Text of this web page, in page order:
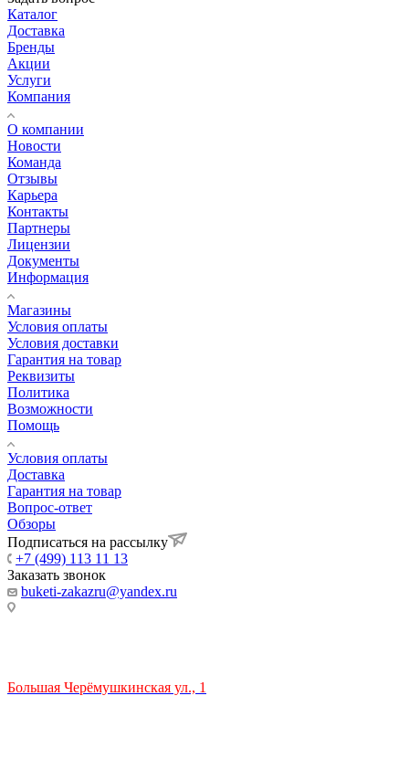
Каталог
Доставка
Бренды
Акции
Услуги
Компания
О компании
Новости
Команда
Отзывы
Карьера
Контакты
Партнеры
Лицензии
Документы
Информация
Магазины
Условия оплаты
Условия доставки
Гарантия на товар
Реквизиты
Политика
Возможности
Помощь
Условия оплаты
Доставка
Гарантия на товар
Вопрос-ответ
Обзоры
Подписаться на рассылку
+7 (499) 113 11 13
Заказать звонок
buketi-zakazru@yandex.ru
Большая Черёмушкинская ул., 1